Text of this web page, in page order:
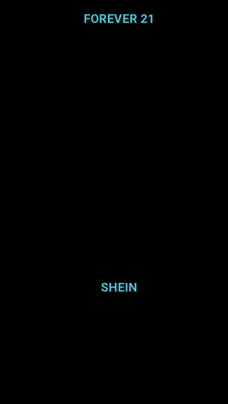
FOREVER 21
SHEIN